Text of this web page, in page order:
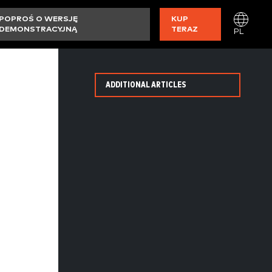
POPROŚ O WERSJĘ
DEMONSTRACYJNĄ
KUP
TERAZ
PL
ADDITIONAL ARTICLES